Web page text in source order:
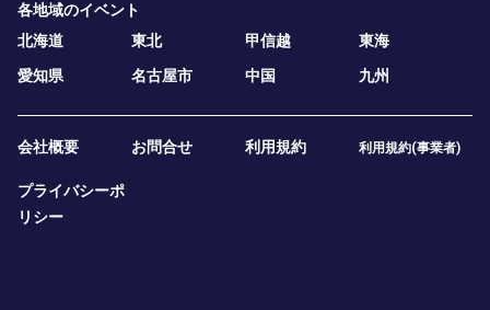
各地域のイベント
北海道
東北 甲信越
東海
愛知県
名古屋市 中国 九州
会社概要 お問合せ 利用規約 利用規約(事業者)
プライバシーポ
リシー